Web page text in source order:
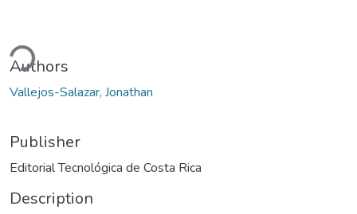
Authors
Vallejos-Salazar, Jonathan
Publisher
Editorial Tecnológica de Costa Rica
Description